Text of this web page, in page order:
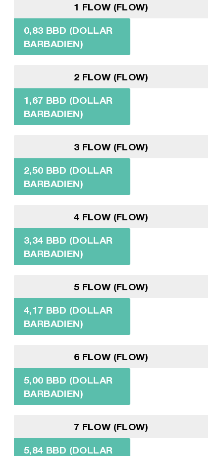
1 FLOW (FLOW)
0,83 BBD (DOLLAR
BARBADIEN)
2 FLOW (FLOW)
1,67 BBD (DOLLAR
BARBADIEN)
3 FLOW (FLOW)
2,50 BBD (DOLLAR
BARBADIEN)
4 FLOW (FLOW)
3,34 BBD (DOLLAR
BARBADIEN)
5 FLOW (FLOW)
4,17 BBD (DOLLAR
BARBADIEN)
6 FLOW (FLOW)
5,00 BBD (DOLLAR
BARBADIEN)
7 FLOW (FLOW)
5,84 BBD (DOLLAR